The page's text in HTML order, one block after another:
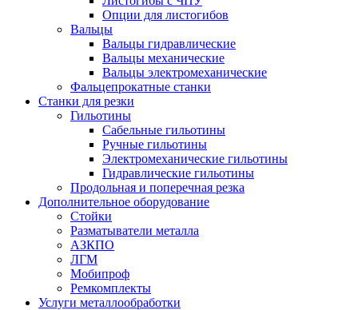
Опции для листогибов
Вальцы
Вальцы гидравлические
Вальцы механические
Вальцы электромеханические
Фальцепрокатные станки
Станки для резки
Гильотины
Сабельные гильотины
Ручные гильотины
Электромеханические гильотины
Гидравлические гильотины
Продольная и поперечная резка
Дополнительное оборудование
Стойки
Разматыватели металла
АЗКПО
ЛГМ
Мобипроф
Ремкомплекты
Услуги металлообработки